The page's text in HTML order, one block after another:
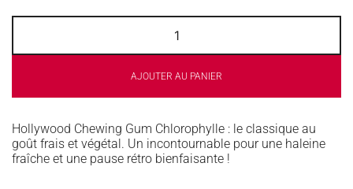
AJOUTER AU PANIER
Hollywood Chewing Gum Chlorophylle : le classique au
goût frais et végétal. Un incontournable pour une haleine
fraîche et une pause rétro bienfaisante !